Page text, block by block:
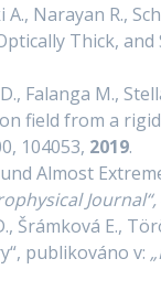
Narayan R.,
Thick,
Falanga M.,
field from a
104053, 2019.
Almost
Journal“,
Šrámková E.,
publikováno v: